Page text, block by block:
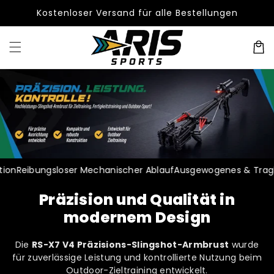
zum
Inhalt
Kostenloser Versand für alle Bestellungen
Mechanischer AblaufAusgewogenes &
Präzision und Qualität in
modernem Design
Die RS-X7 V4 Präzisions-Slingshot-Armbrust wurde
für zuverlässige Leistung und kontrollierte Nutzung beim
Outdoor-Zieltraining entwickelt.